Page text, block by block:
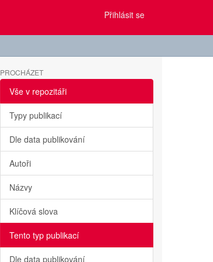
Přihlásit se
PROCHÁZET
Vše v repozitáři
Typy publikací
Dle data publikování
Autoři
Názvy
Klíčová slova
Tento typ publikací
Dle data publikování